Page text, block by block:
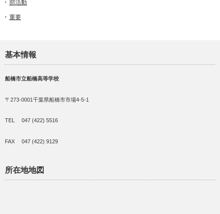
部活動
重要
基本情報
船橋市立船橋高等学校
〒273-0001千葉県船橋市市場4-5-1
TEL 047 (422) 5516
FAX 047 (422) 9129
所在地地図